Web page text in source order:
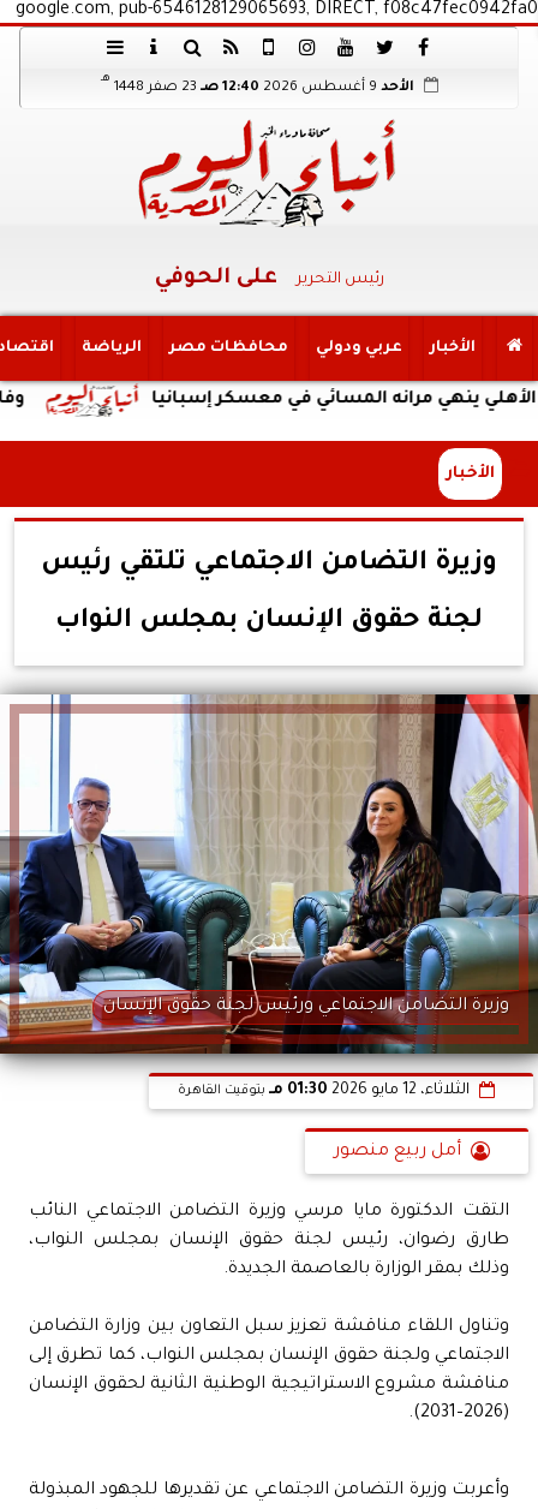
google.com, pub-6546128129065693, DIRECT, f08c47fec0942fa0
الأحد 12:40 صـ 23 صفر 1448
هـ
رئيس التحرير على الحوفي
الأخبار عربي ودولي محافظات مصر الرياضة
وفاة والد مرانه المسائي في معسكر إسبانيا
الأخبار
وزيرة التضامن الاجتماعي تلتقي رئيس
لجنة حقوق الإنسان بمجلس النواب
وزيرة التضامن الاجتماعي ورئيس لجنة حقوق الإنسان
الثلاثاء، 12 مايو 2026 01:30 مـ بتوقيت القاهرة
أمل ربيع منصور
التقت الدكتورة مايا مرسي وزيرة التضامن الاجتماعي النائب
طارق رضوان، رئيس لجنة حقوق الإنسان بمجلس النواب،
وذلك بمقر الوزارة بالعاصمة الجديدة.
وتناول اللقاء مناقشة تعزيز سبل التعاون بين وزارة التضامن
الاجتماعي ولجنة حقوق الإنسان بمجلس النواب، كما تطرق إلى
مناقشة مشروع الاستراتيجية الوطنية الثانية لحقوق الإنسان
(2026–2031).
وأعربت وزيرة التضامن الاجتماعي عن تقديرها للجهود المبذولة